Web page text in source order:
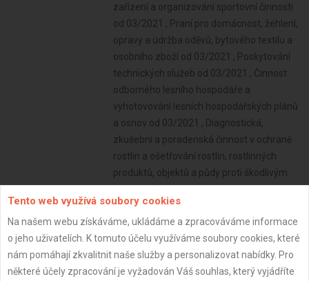
Tento web využívá soubory cookies
Na našem webu získáváme, ukládáme a zpracováváme informace
o jeho uživatelích. K tomuto účelu využíváme soubory cookies, které
nám pomáhají zkvalitnit naše služby a personalizovat nabídky. Pro
některé účely zpracování je vyžadován Váš souhlas, který vyjádříte